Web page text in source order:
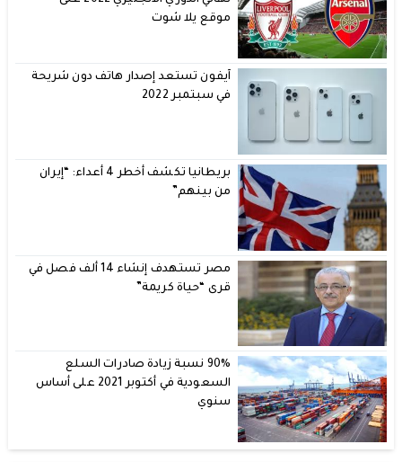
موقع يلا شوت
آيفون تستعد إصدار هاتف دون شريحة
في سبتمبر 2022
بريطانيا تكشف أخطر 4 أعداء: “إيران
من بينهم”
مصر تستهدف إنشاء 14 ألف فصل في
قرى “حياة كريمة”
90% نسبة زيادة صادرات السلع
السعودية في أكتوبر 2021 على أساس
سنوي